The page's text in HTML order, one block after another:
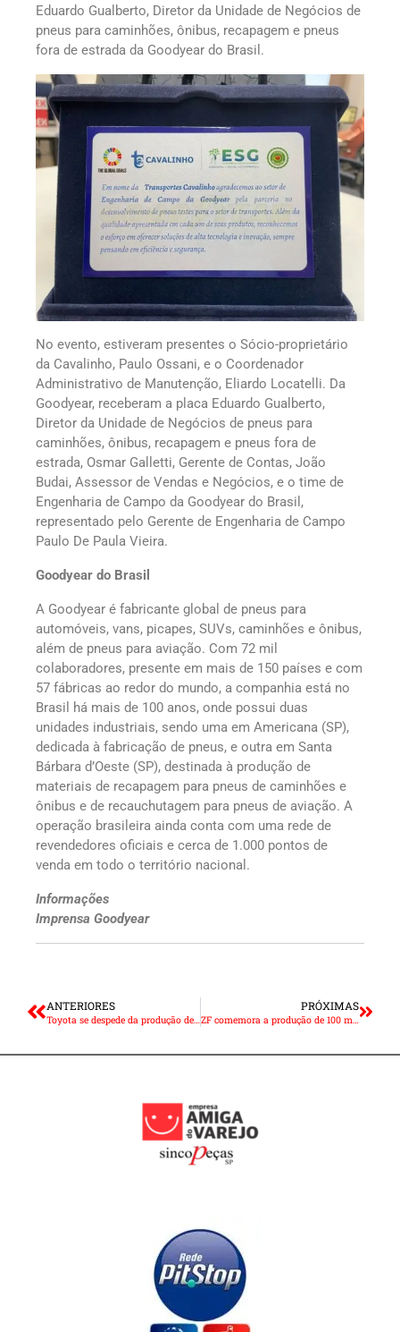
Eduardo Gualberto, Diretor da Unidade de Negócios de
pneus para caminhões, ônibus, recapagem e pneus
fora de estrada da Goodyear do Brasil.
No evento, estiveram presentes o Sócio-proprietário
da Cavalinho, Paulo Ossani, e o Coordenador
Administrativo de Manutenção, Eliardo Locatelli. Da
Goodyear, receberam a placa Eduardo Gualberto,
Diretor da Unidade de Negócios de pneus para
caminhões, ônibus, recapagem e pneus fora de
estrada, Osmar Galletti, Gerente de Contas, João
Budai, Assessor de Vendas e Negócios, e o time de
Engenharia de Campo da Goodyear do Brasil,
representado pelo Gerente de Engenharia de Campo
Paulo De Paula Vieira.
Goodyear do Brasil
A Goodyear é fabricante global de pneus para
automóveis, vans, picapes, SUVs, caminhões e ônibus,
além de pneus para aviação. Com 72 mil
colaboradores, presente em mais de 150 países e com
57 fábricas ao redor do mundo, a companhia está no
Brasil há mais de 100 anos, onde possui duas
unidades industriais, sendo uma em Americana (SP),
dedicada à fabricação de pneus, e outra em Santa
Bárbara d’Oeste (SP), destinada à produção de
materiais de recapagem para pneus de caminhões e
ônibus e de recauchutagem para pneus de aviação. A
operação brasileira ainda conta com uma rede de
revendedores oficiais e cerca de 1.000 pontos de
venda em todo o território nacional.
Informações
Imprensa Goodyear
ANTERIORES
Toyota se despede da produção de Etios no Brasil
PRÓXIMAS
ZF comemora a produção de 100 mil transmissões 6S480 no Brasil